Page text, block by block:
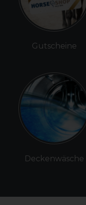
Gutscheine
Deckenwäsche